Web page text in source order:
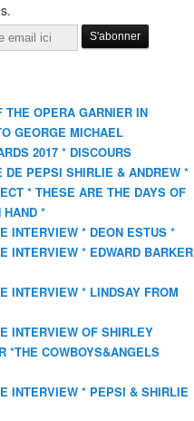
THE OPERA GARNIER IN
GEORGE MICHAEL
2017 * DISCOURS
DE PEPSI SHIRLIE & ANDREW *
* THESE ARE THE DAYS OF
HAND *
INTERVIEW * DEON ESTUS *
INTERVIEW * EDWARD BARKER
INTERVIEW * LINDSAY FROM
INTERVIEW OF SHIRLEY
*THE COWBOYS&ANGELS
INTERVIEW * PEPSI & SHIRLIE